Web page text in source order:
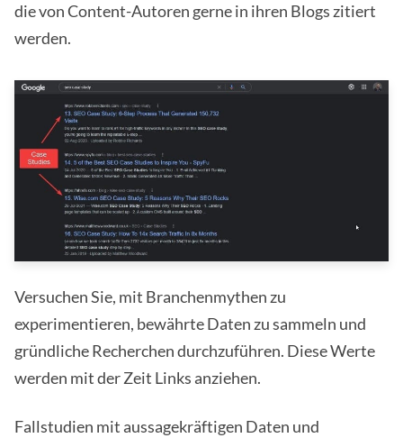
die von Content-Autoren gerne in ihren Blogs zitiert
werden.
Versuchen Sie, mit Branchenmythen zu
experimentieren, bewährte Daten zu sammeln und
gründliche Recherchen durchzuführen. Diese Werte
werden mit der Zeit Links anziehen.
Fallstudien mit aussagekräftigen Daten und